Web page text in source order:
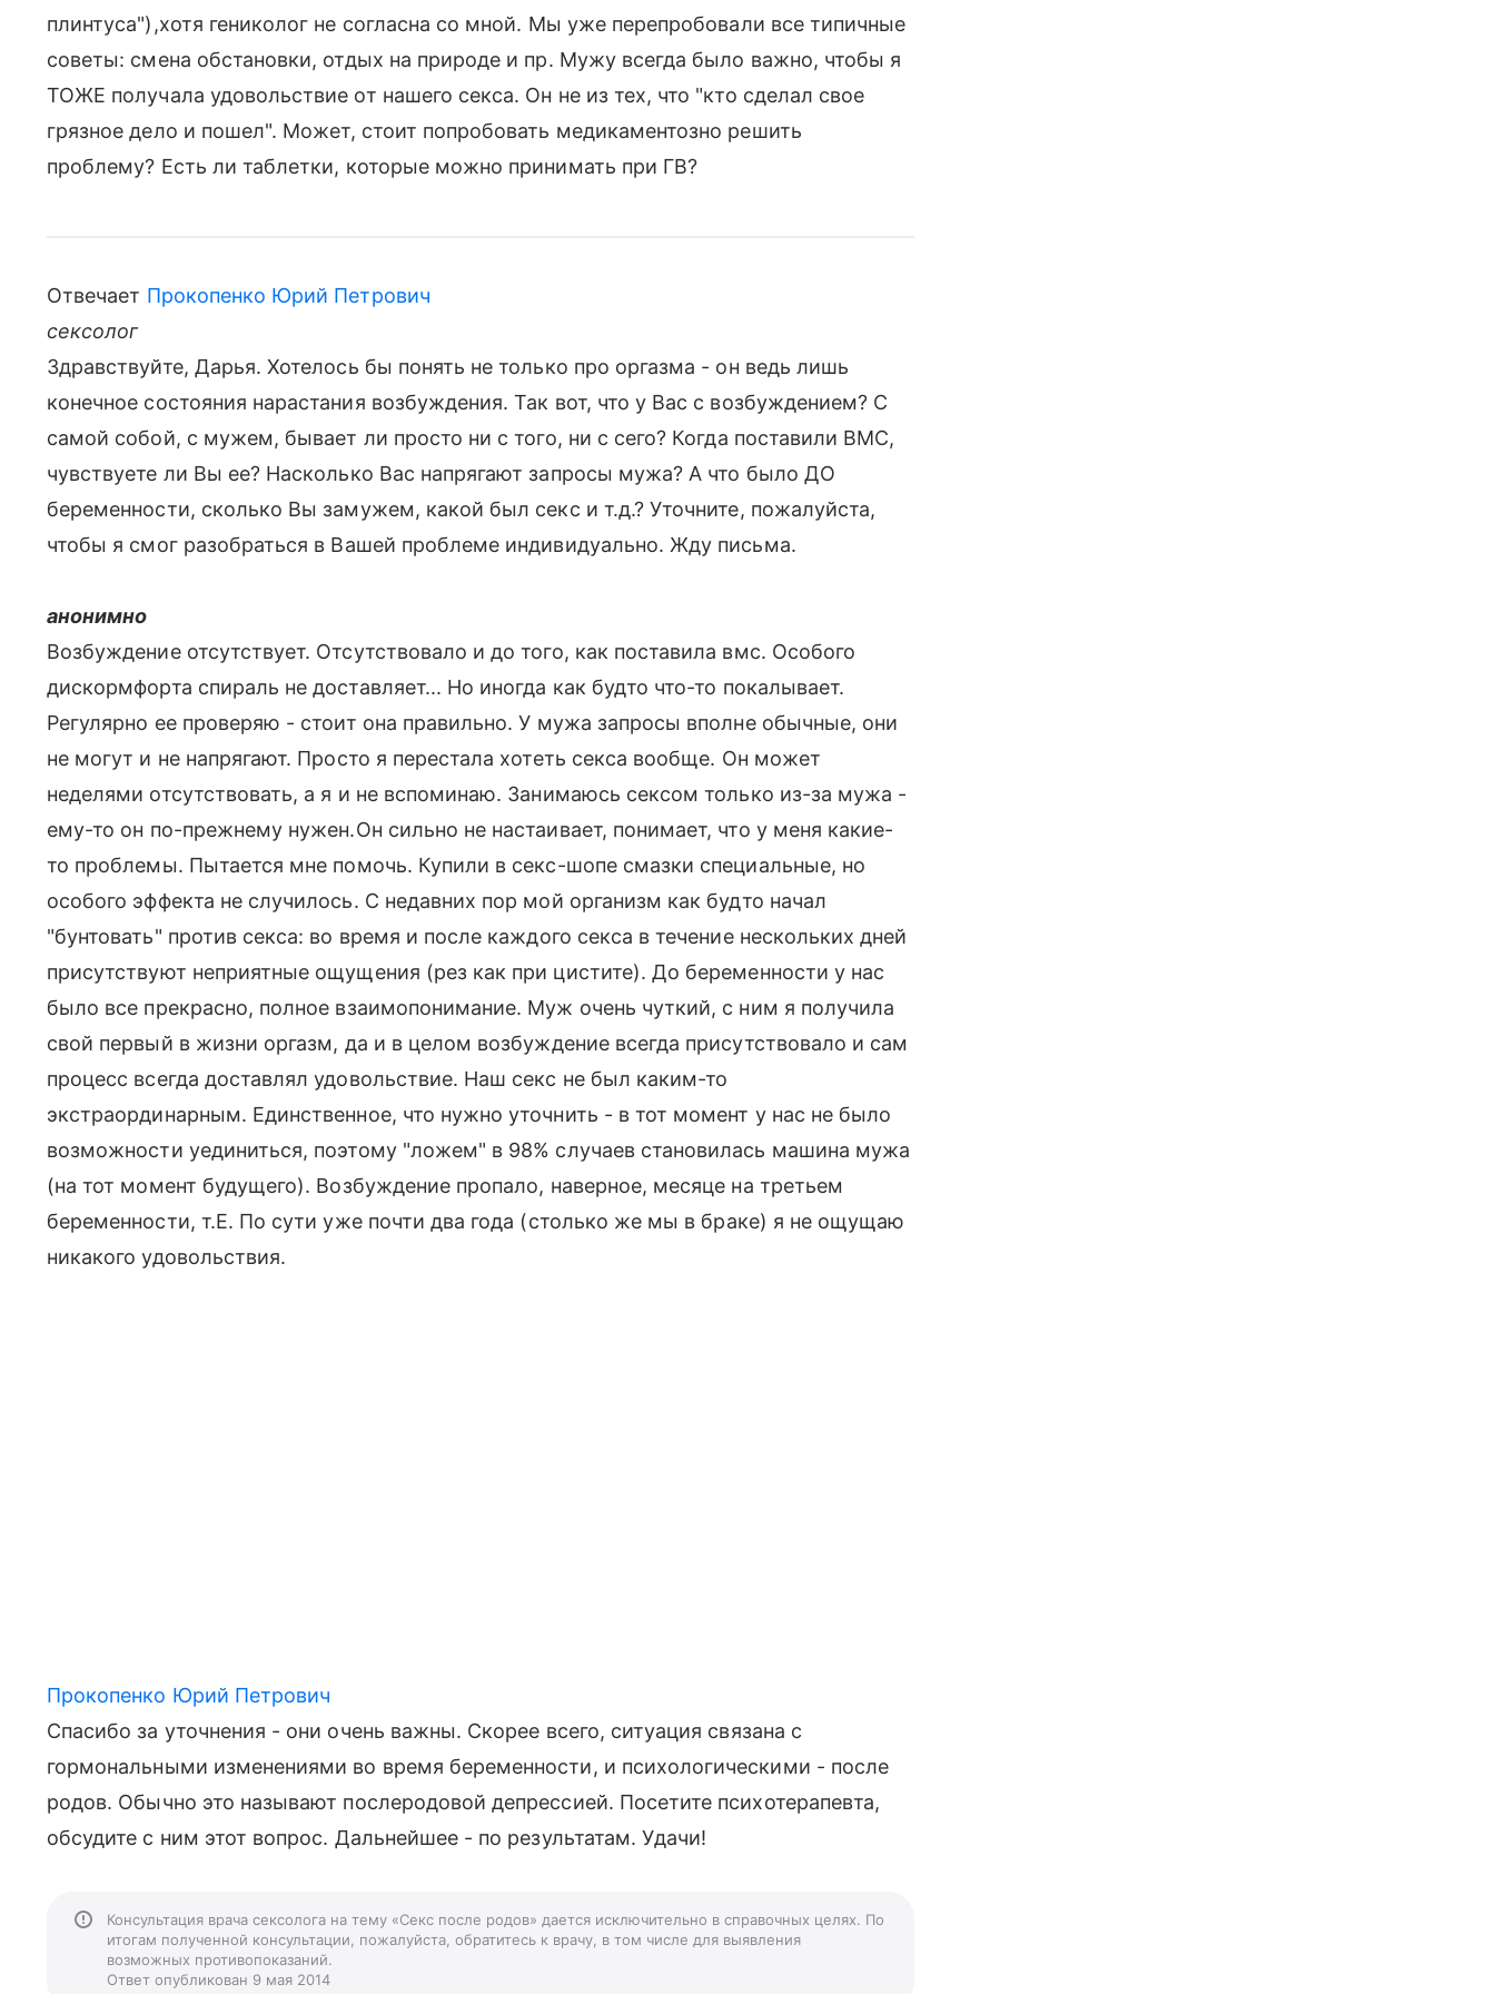
плинтуса"),хотя гениколог не согласна со мной. Мы уже перепробовали все типичные
советы: смена обстановки, отдых на природе и пр. Мужу всегда было важно, чтобы я
ТОЖЕ получала удовольствие от нашего секса. Он не из тех, что "кто сделал свое
грязное дело и пошел". Может, стоит попробовать медикаментозно решить
проблему? Есть ли таблетки, которые можно принимать при ГВ?
Отвечает Прокопенко Юрий Петрович
сексолог
Здравствуйте, Дарья. Хотелось бы понять не только про оргазма - он ведь лишь
конечное состояния нарастания возбуждения. Так вот, что у Вас с возбуждением? С
самой собой, с мужем, бывает ли просто ни с того, ни с сего? Когда поставили ВМС,
чувствуете ли Вы ее? Насколько Вас напрягают запросы мужа? А что было ДО
беременности, сколько Вы замужем, какой был секс и т.д.? Уточните, пожалуйста,
чтобы я смог разобраться в Вашей проблеме индивидуально. Жду письма.
анонимно
Возбуждение отсутствует. Отсутствовало и до того, как поставила вмс. Особого
дискормфорта спираль не доставляет... Но иногда как будто что-то покалывает.
Регулярно ее проверяю - стоит она правильно. У мужа запросы вполне обычные, они
не могут и не напрягают. Просто я перестала хотеть секса вообще. Он может
неделями отсутствовать, а я и не вспоминаю. Занимаюсь сексом только из-за мужа -
ему-то он по-прежнему нужен.Он сильно не настаивает, понимает, что у меня какие-
то проблемы. Пытается мне помочь. Купили в секс-шопе смазки специальные, но
особого эффекта не случилось. С недавних пор мой организм как будто начал
"бунтовать" против секса: во время и после каждого секса в течение нескольких дней
присутствуют неприятные ощущения (рез как при цистите). До беременности у нас
было все прекрасно, полное взаимопонимание. Муж очень чуткий, с ним я получила
свой первый в жизни оргазм, да и в целом возбуждение всегда присутствовало и сам
процесс всегда доставлял удовольствие. Наш секс не был каким-то
экстраординарным. Единственное, что нужно уточнить - в тот момент у нас не было
возможности уединиться, поэтому "ложем" в 98% случаев становилась машина мужа
(на тот момент будущего). Возбуждение пропало, наверное, месяце на третьем
беременности, т.Е. По сути уже почти два года (столько же мы в браке) я не ощущаю
никакого удовольствия.
Прокопенко Юрий Петрович
Спасибо за уточнения - они очень важны. Скорее всего, ситуация связана с
гормональными изменениями во время беременности, и психологическими - после
родов. Обычно это называют послеродовой депрессией. Посетите психотерапевта,
обсудите с ним этот вопрос. Дальнейшее - по результатам. Удачи!
Консультация врача сексолога на тему «Секс после родов» дается исключительно в справочных целях. По
итогам полученной консультации, пожалуйста, обратитесь к врачу, в том числе для выявления
возможных противопоказаний.
Ответ опубликован 9 мая 2014